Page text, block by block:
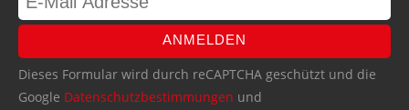
ANMELDEN
Dieses Formular wird durch reCAPTCHA geschützt und die
Google Datenschutzbestimmungen und